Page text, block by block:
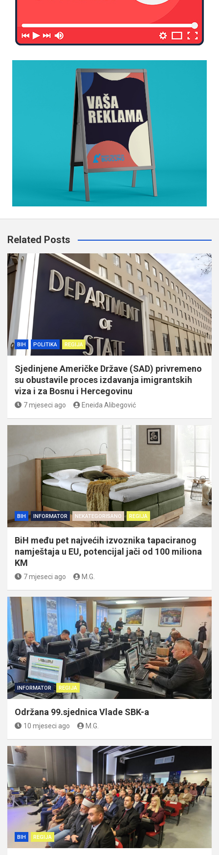
Related Posts
BIH POLITIKA REGIJA
Sjedinjene Američke Države (SAD) privremeno
su obustavile proces izdavanja imigrantskih
viza i za Bosnu i Hercegovinu
7 mjeseci ago Eneida Alibegović
BIH INFORMATOR NEKATEGORISANO REGIJA
BiH među pet najvećih izvoznika tapaciranog
namještaja u EU, potencijal jači od 100 miliona
KM
7 mjeseci ago M.G.
INFORMATOR REGIJA
Održana 99.sjednica Vlade SBK-a
10 mjeseci ago M.G.
BIH REGIJA